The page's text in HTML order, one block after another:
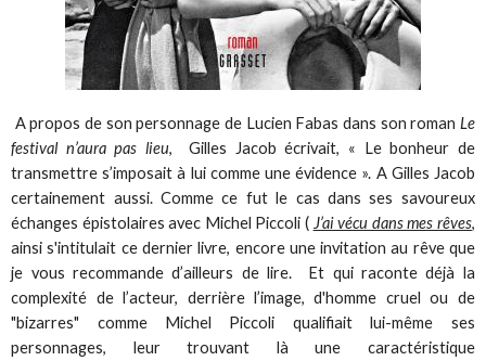
A propos de son personnage de Lucien Fabas dans son roman Le
festival n’aura pas lieu, Gilles Jacob écrivait, « Le bonheur de
transmettre s’imposait à lui comme une évidence ». A Gilles Jacob
certainement aussi. Comme ce fut le cas dans ses savoureux
échanges épistolaires avec Michel Piccoli ( J’ai vécu dans mes rêves,
ainsi s'intitulait ce dernier livre, encore une invitation au rêve que
je vous recommande d’ailleurs de lire. Et qui raconte déjà la
complexité de l’acteur, derrière l’image, d'homme cruel ou de
"bizarres" comme Michel Piccoli qualifiait lui-même ses
personnages, leur trouvant là une caractéristique